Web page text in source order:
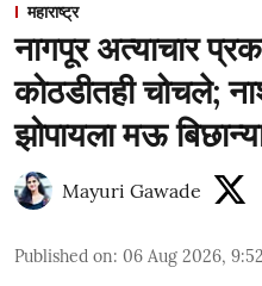
महाराष्ट्र
नागपूर अत्याचार
कोठडीतही चोचले;
झोपायला मऊ
Mayuri Gawade
Published on: 06 Aug 2026,